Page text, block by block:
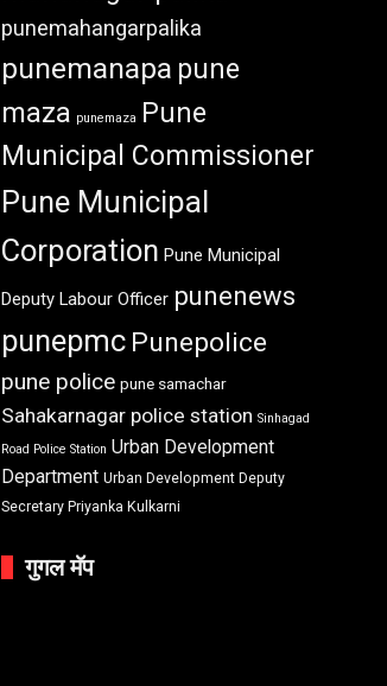
punemahangarpalika
punemanapa pune
maza punemaza
Pune
Municipal Commissioner
Pune Municipal
Corporation Pune Municipal
Deputy Labour Officer punenews
punepmc Punepolice
pune police pune samachar
Sahakarnagar police station Sinhagad
Road Police Station Urban Development
Department Urban Development Deputy
Secretary Priyanka Kulkarni
गुगल मॅप